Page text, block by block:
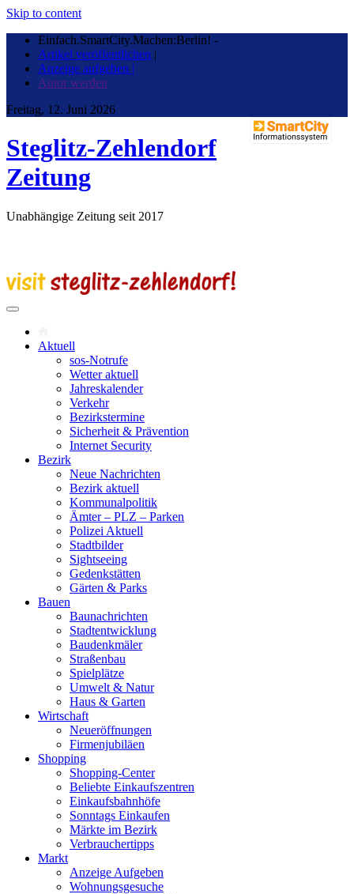
Skip to content
Einfach.SmartCity.Machen:Berlin! -
Artikel veröffentlichen |
Anzeige aufgeben |
Autor werden
Freitag, 12. Juni 2026
Steglitz-Zehlendorf
Zeitung
Unabhängige Zeitung seit 2017
Aktuell
sos-Notrufe
Wetter aktuell
Jahreskalender
Verkehr
Bezirkstermine
Sicherheit & Prävention
Internet Security
Bezirk
Neue Nachrichten
Bezirk aktuell
Kommunalpolitik
Ämter – PLZ – Parken
Polizei Aktuell
Stadtbilder
Sightseeing
Gedenkstätten
Gärten & Parks
Bauen
Baunachrichten
Stadtentwicklung
Baudenkmäler
Straßenbau
Spielplätze
Umwelt & Natur
Haus & Garten
Wirtschaft
Neueröffnungen
Firmenjubiläen
Shopping
Shopping-Center
Beliebte Einkaufszentren
Einkaufsbahnhöfe
Sonntags Einkaufen
Märkte im Bezirk
Verbrauchertipps
Markt
Anzeige Aufgeben
Wohnungsgesuche